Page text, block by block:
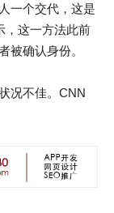
一个交代，这是
，这一方法此前
被确认身份。
况不佳。CNN